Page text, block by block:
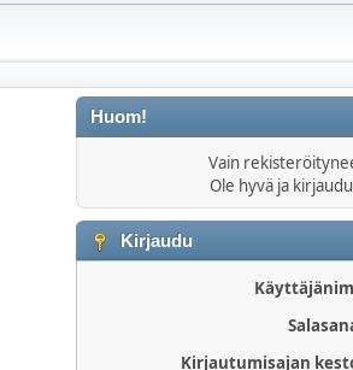
Huom!
Vain
Ole hyvä ja
Kirjaudu
Kirjautumisajan